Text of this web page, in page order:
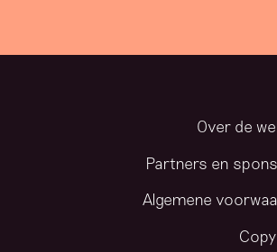
Over de
Partners en
Algemene